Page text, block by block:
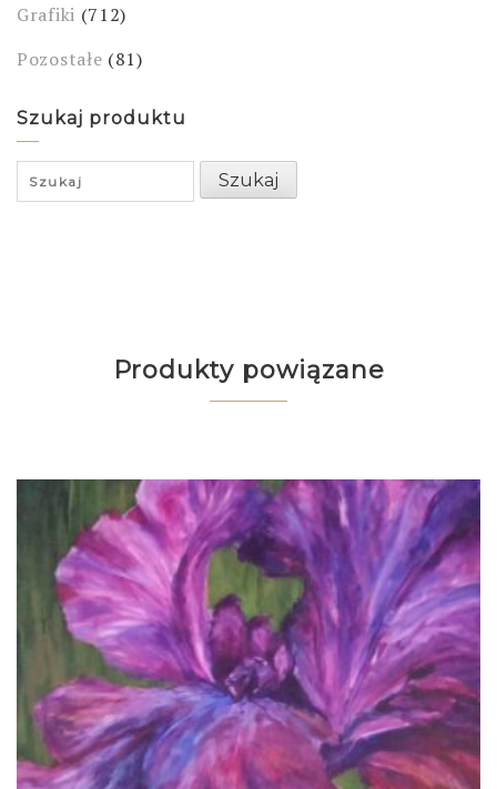
Grafiki (712)
Pozostałe (81)
Szukaj produktu
Search
Szukaj
Produkty powiązane